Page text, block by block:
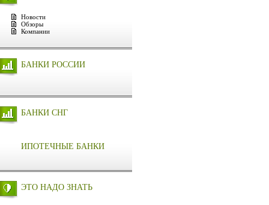
Новости
Обзоры
Компании
БАНКИ РОССИИ
БАНКИ СНГ
ИПОТЕЧНЫЕ БАНКИ
ЭТО НАДО ЗНАТЬ